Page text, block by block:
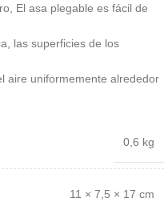
El asa plegable es fácil de
las superficies de los
aire uniformemente alrededor
0,6 kg
11 × 7,5 × 17 cm